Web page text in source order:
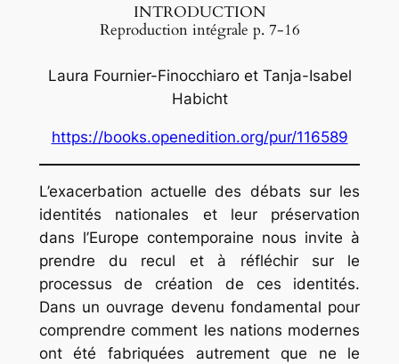
INTRODUCTION
Reproduction intégrale p. 7-16
Laura Fournier-Finocchiaro et Tanja-Isabel
Habicht
https://books.openedition.org/pur/116589
L’exacerbation actuelle des débats sur les
identités nationales et leur préservation
dans l’Europe contemporaine nous invite à
prendre du recul et à réfléchir sur le
processus de création de ces identités.
Dans un ouvrage devenu fondamental pour
comprendre comment les nations modernes
ont été fabriquées autrement que ne le